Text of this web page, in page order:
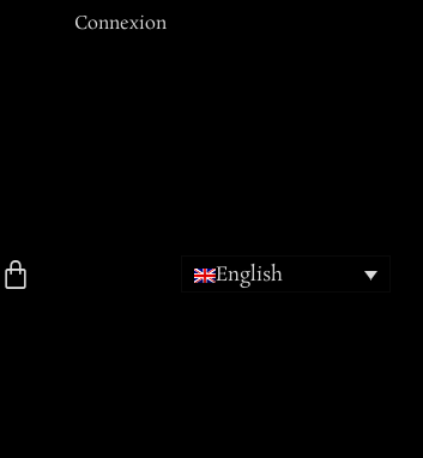
Connexion
Se souvenir de moiEnglish